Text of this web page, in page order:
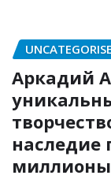
Аркадий
наследие
миллионы